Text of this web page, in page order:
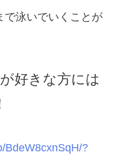
で泳いでいくことが
好きな方には
BdeW8cxnSqH/?